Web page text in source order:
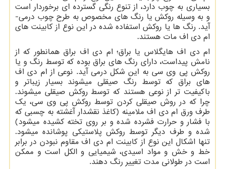
بسیاری به چوب دارد، از تنوع رنگی گسترده ­ای برخوردار است
و به وسیله روکش یا رنگ­ های مخصوص به طرح چوب درمی­
آید. رنگ ­ها یا روکش استفاده شده در این نوع از کابینت ­های
ام دی اف مات هستند.
ام دی اف هایگلاس یا براق؛ ام دی اف براق همانطور که از
نامش پیداست، دارای رنگ ­های براق بوده که توسط رنگ و یا
روکش پی وی سی به این شکل درمی­ آید. نوعی از ام دی اف
های براق که توسط رنگ صیقلی می­شوند بسیار زیباتر و
باکیفیت ­تر از نوعی هستند که توسط روکش صیقلی می­شوند.
چرا که در روش صیقلی کردن توسط روکش پی وی سی، یک
طرف ورق ام دی اف ملامینه (کاغذ نقش­دار آغشته به چسبی که
با فشار و حرارت فشرده شده و بر روی تخته کشیده می­شود)
شده و طرف دیگر توسط روکش پلاستیکی پوشانده می­شود.
تنها اشکال این نوع از کابینت ام دی اف مقاوم نبودن در برابر
خط و خش و مواد اسیدی، شیمیایی و الکل است و ممکن
است در طولانی مدت تغییر رنگ دهند.